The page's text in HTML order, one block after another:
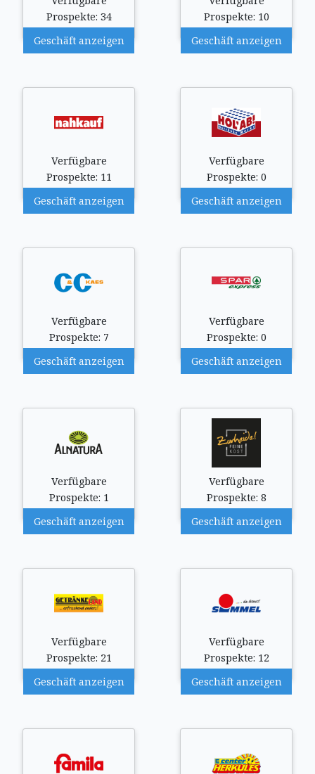
Prospekte: 34
Geschäft anzeigen
Prospekte: 10
Geschäft anzeigen
Verfügbare
Prospekte: 11
Geschäft anzeigen
Verfügbare
Prospekte: 0
Geschäft anzeigen
Verfügbare
Prospekte: 7
Geschäft anzeigen
Verfügbare
Prospekte: 0
Geschäft anzeigen
Verfügbare
Prospekte: 1
Geschäft anzeigen
Verfügbare
Prospekte: 8
Geschäft anzeigen
Verfügbare
Prospekte: 21
Geschäft anzeigen
Verfügbare
Prospekte: 12
Geschäft anzeigen